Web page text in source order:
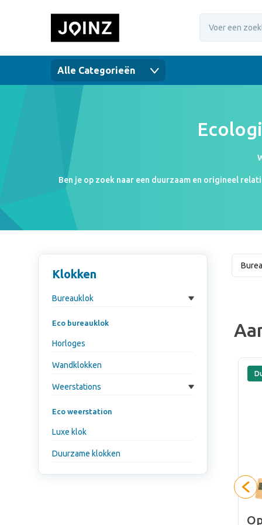
Alle Categorieën
Ben je op zoek naar een duurzaam en origineel
een oogopslag hoe laat het is, welke data het is en
op jouw bureau. Bovendien kan iedereen aan
Klokken
Bureauklok
Eco bureauklok
Horloges
Wandklokken
Weerstations
Eco weerstation
Luxe klok
Duurzame klokken